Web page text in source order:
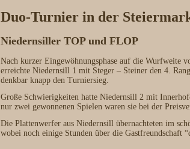
Duo-Turnier in der
Niedernsiller TOP und FLOP
Nach kurzer Eingewöhnungsphase auf die Wurfweite
erreichte Niedernsill 1 mit Steger – Steiner den 4.
denkbar knapp den Turniersieg.
Große Schwierigkeiten hatte Niedernsill 2 mit
nur zwei gewonnenen Spielen waren sie bei der
Die Plattenwerfer aus Niedernsill übernachteten im
wobei noch einige Stunden über die Gastfreundschaft